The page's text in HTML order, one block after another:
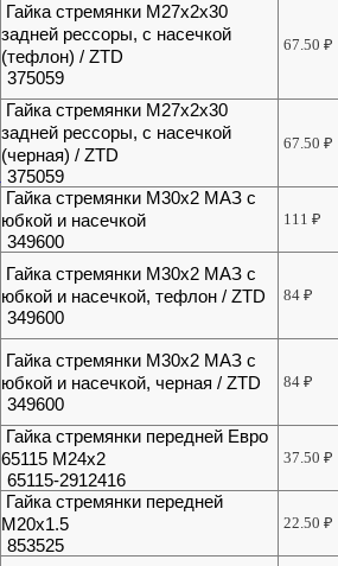
Гайка стремянки М27х2х30
задней рессоры, с насечкой
(тефлон) / ZTD
375059
67.50₽
Гайка стремянки М27х2х30
задней рессоры, с насечкой
(черная) / ZTD
375059
67.50₽
Гайка стремянки М30х2 МАЗ с
юбкой и насечкой
349600
111₽
Гайка стремянки М30х2 МАЗ с
юбкой и насечкой, тефлон / ZTD
349600
84₽
Гайка стремянки М30х2 МАЗ с
юбкой и насечкой, черная / ZTD
349600
84₽
Гайка стремянки передней Евро
65115 М24х2
65115-2912416
37.50₽
Гайка стремянки передней
М20х1.5
853525
22.50₽